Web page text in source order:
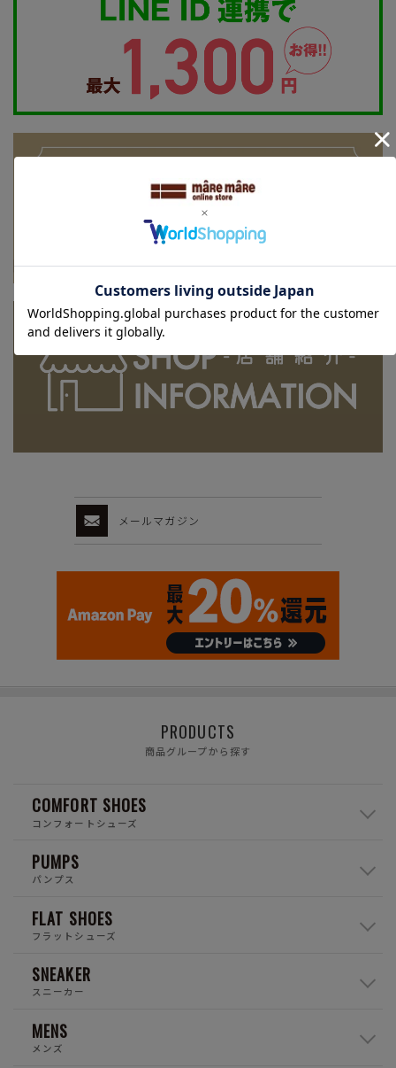
メールマガジン
PRODUCTS
商品グループから探す
COMFORT SHOES
コンフォートシューズ
PUMPS
パンプス
FLAT SHOES
フラットシューズ
SNEAKER
スニーカー
MENS
メンズ